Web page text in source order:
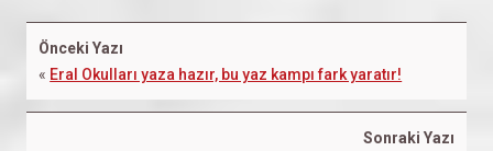
Önceki Yazı
« Eral Okulları yaza hazır, bu yaz kampı fark yaratır!
Sonraki Yazı